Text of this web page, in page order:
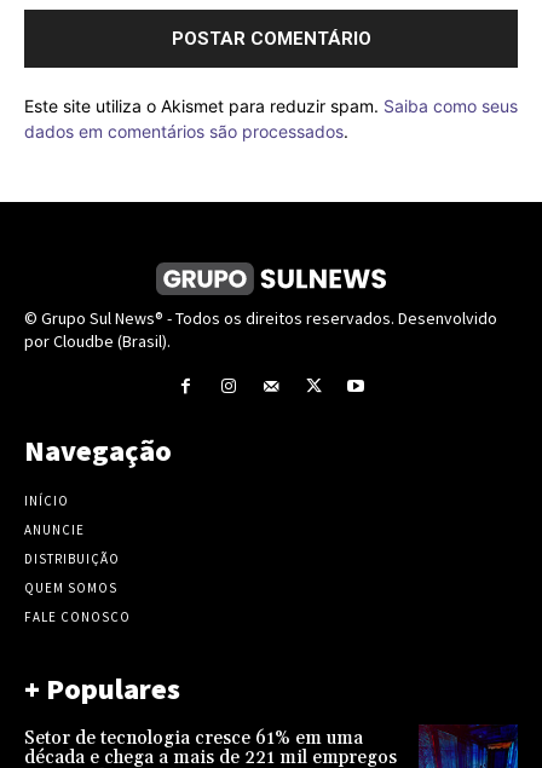
Este site utiliza o Akismet para reduzir spam. Saiba como seus
dados em comentários são processados.
© Grupo Sul News® - Todos os direitos reservados. Desenvolvido
por Cloudbe (Brasil).
Navegação
INÍCIO
ANUNCIE
DISTRIBUIÇÃO
QUEM SOMOS
FALE CONOSCO
+ Populares
Setor de tecnologia cresce 61% em uma
década e chega a mais de 221 mil empregos